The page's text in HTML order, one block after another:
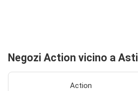
Negozi Action vicino a Asti
Action